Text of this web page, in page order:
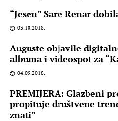
“Jesen” Sare Renar
03.10.2018.
Auguste objavile
albuma i videospot za
04.05.2018.
PREMIJERA: Glazbeni
propituje društvene
znati”